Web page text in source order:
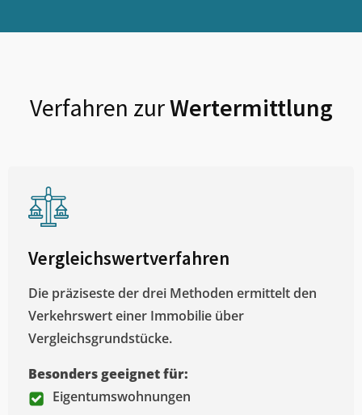
Verfahren zurWertermittlung
Vergleichswertverfahren
Die präziseste der drei Methoden ermittelt den
Verkehrswert einer Immobilie über
Vergleichsgrundstücke.
Besonders geeignet für:
Eigentumswohnungen